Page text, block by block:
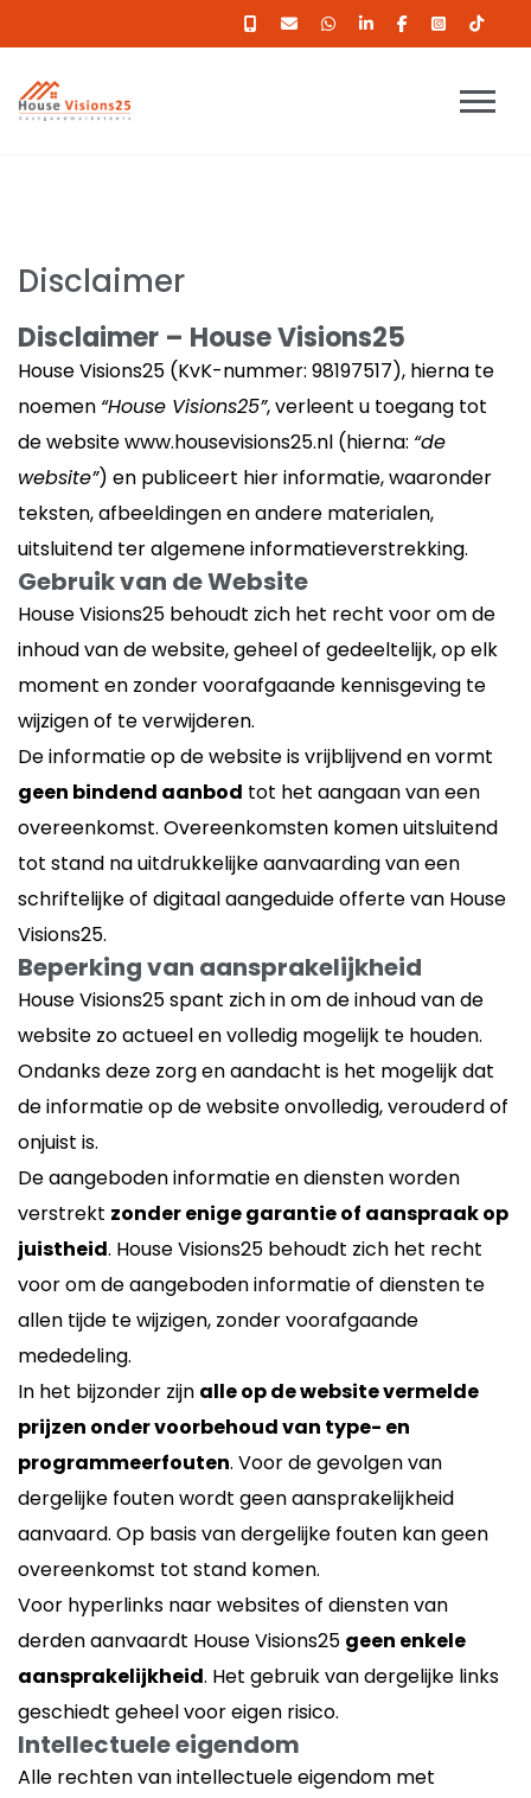
Disclaimer
Disclaimer – House Visions25
House Visions25 (KvK-nummer: 98197517), hierna te
noemen “House Visions25”, verleent u toegang tot
de website www.housevisions25.nl (hierna: “de
website”) en publiceert hier informatie, waaronder
teksten, afbeeldingen en andere materialen,
uitsluitend ter algemene informatieverstrekking.
Gebruik van de Website
House Visions25 behoudt zich het recht voor om de
inhoud van de website, geheel of gedeeltelijk, op elk
moment en zonder voorafgaande kennisgeving te
wijzigen of te verwijderen.
De informatie op de website is vrijblijvend en vormt
geen bindend aanbod tot het aangaan van een
overeenkomst. Overeenkomsten komen uitsluitend
tot stand na uitdrukkelijke aanvaarding van een
schriftelijke of digitaal aangeduide offerte van House
Visions25.
Beperking van aansprakelijkheid
House Visions25 spant zich in om de inhoud van de
website zo actueel en volledig mogelijk te houden.
Ondanks deze zorg en aandacht is het mogelijk dat
de informatie op de website onvolledig, verouderd of
onjuist is.
De aangeboden informatie en diensten worden
verstrekt zonder enige garantie of aanspraak op
juistheid. House Visions25 behoudt zich het recht
voor om de aangeboden informatie of diensten te
allen tijde te wijzigen, zonder voorafgaande
mededeling.
In het bijzonder zijn alle op dewebsite vermelde
prijzen onder voorbehoud van type- en
programmeerfouten. Voor de gevolgen van
dergelijke fouten wordt geen aansprakelijkheid
aanvaard. Op basis van dergelijke fouten kan geen
overeenkomst tot stand komen.
Voor hyperlinks naar websites of diensten van
derden aanvaardt House Visions25 geen enkele
aansprakelijkheid. Het gebruik van dergelijke links
geschiedt geheel voor eigen risico.
Intellectuele eigendom
Alle rechten van intellectuele eigendom met